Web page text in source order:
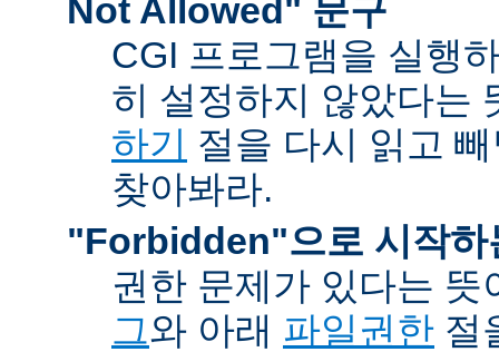
Not Allowed" 문구
CGI 프로그램을 실행
히 설정하지 않았다는
하기 절을 다시 읽고
찾아봐라.
"Forbidden"으로 시작하
권한 문제가 있다는
그와 아래 파일권한 절